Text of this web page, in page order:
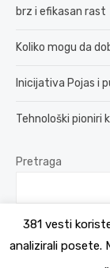
brz i efikasan rast
Koliko mogu da
Inicijativa Pojas i
Tehnološki pioniri
Pretraga
381 vesti
analizirali posete.